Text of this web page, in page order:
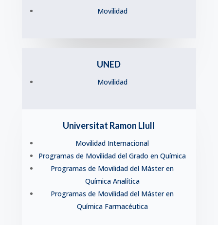
Movilidad
UNED
Movilidad
Universitat Ramon Llull
Movilidad Internacional
Programas de Movilidad del Grado en Química
Programas de Movilidad del Máster en
Química Analítica
Programas de Movilidad del Máster en
Química Farmacéutica